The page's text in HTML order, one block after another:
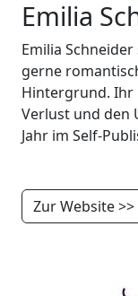
Emilia
Emilia
gerne
Hintergrund. Ihr
Verlust und den
Jahr im Self-
Zur Website >>